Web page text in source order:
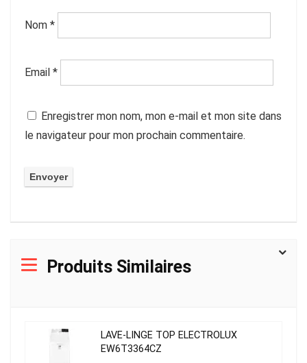
Nom *
Email *
Enregistrer mon nom, mon e-mail et mon site dans
le navigateur pour mon prochain commentaire.
Produits Similaires
LAVE-LINGE TOP ELECTROLUX
EW6T3364CZ